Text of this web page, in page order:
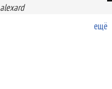
alexard
ещё